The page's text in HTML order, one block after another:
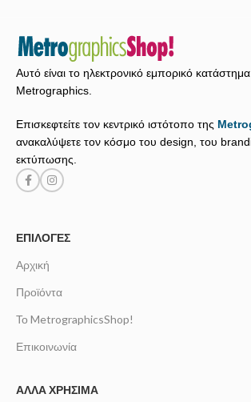
Αυτό είναι το ηλεκτρονικό εμπορικό
Metrographics.
Επισκεφτείτε τον κεντρικό ιστότοπο της
ανακαλύψετε τον κόσμο του design, του
εκτύπωσης.
ΕΠΙΛΟΓΈΣ
Αρχική
Προϊόντα
Το MetrographicsShop!
Επικοινωνία
ΆΛΛΑ ΧΡΉΣΙΜΑ